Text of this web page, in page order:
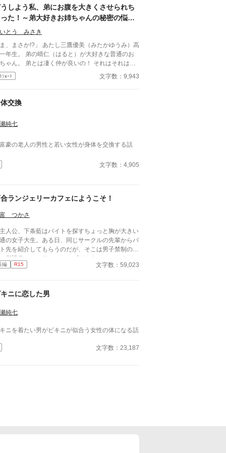
うしよう私、弟にお腹を大きくさせられち
た！～弟大好きお姉ちゃんの秘密の悩み
とう みさき
まさか!?」 あたし三鷹優美（みたかゆうみ）高
年生。 弟の晴仁（はると）が大好きな普通のお
ゃん。 弟とは凄く仲が良いの！ それはそれはも
「あん、晴仁いきなりそんなのお口
いよぉ～♡」 そんな関係のあたしたち。 で
ないのも気にもせずスカートのファスナーを上げ
「うそっ！ お腹が出て来てる!?」 お姉
ｼｮｰﾄ 文字数：9,943
交換
純七
豪の老人の男性と若い女性が身体を交換する話
文字数：4,905
ランジェリーカフェにようこそ！
つかさ
人公、下条藍はバイトを探すちょっと胸が大きい
の女子大生。ある日、同じサークルの先輩からバ
先を紹介してもらうのだが、そこは男子禁制のカ
ェ併設ランジェリーショップで！？ ちょっとハ
チなお仕事カフェライフ、始まります！！ ※こ
下着が生成できないのでビキニで代用していま
編 R15 文字数：59,023
キニに恋した男
純七
ニを着たい男がビキニが似合う女性の体になる話
文字数：23,187